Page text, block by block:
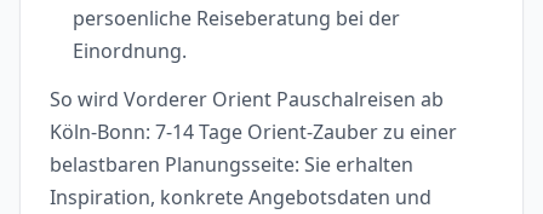
persoenliche Reiseberatung bei der
Einordnung.
So wird Vorderer Orient Pauschalreisen ab
Köln-Bonn: 7-14 Tage Orient-Zauber zu einer
belastbaren Planungsseite: Sie erhalten
Inspiration, konkrete Angebotsdaten und